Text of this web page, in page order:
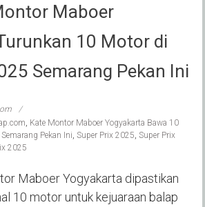
Maboer
10 Motor di
Semarang Pekan Ini
, Kate Montor Maboer Yogyakarta Bawa 10
Pekan Ini, Super Prix 2025, Super Prix
2025
Maboer Yogyakarta dipastikan
10 motor untuk kejuaraan balap